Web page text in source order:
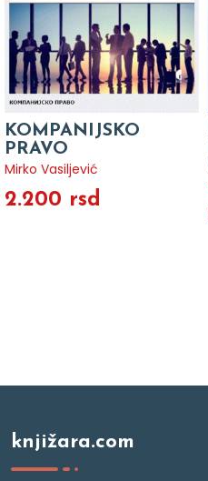
KOMPANIJSKO
PRAVO
Mirko Vasiljević
2.200 rsd
knjižara.com